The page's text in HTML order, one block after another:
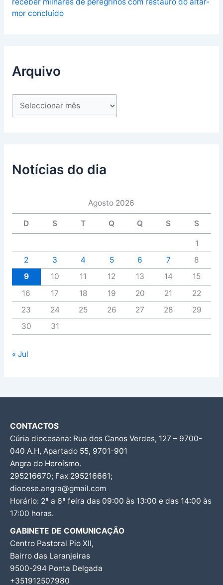
mor concluído
Arquivo
Notícias do dia
Agosto 2026
D S T Q Q S S
1
2
3 4 5 6 7
8
9
10 11 12 13 14
15
16
17 18 19 20 21
22
23
24 25 26 27 28
29
30
31
« Jul
CONTACTOS
Cúria diocesana: Rua dos Canos Verdes, 127 – 9700-
040 A.H, Apartado 55, 9701-901
Angra do Heroísmo.
295216670; Fax 295216661;
diocese.angra@gmail.com
Horário: 2ª a 6ª feira das 09:00 às 13:00 e das 14:00 às
17:00 horas.
GABINETE DE COMUNICAÇÃO
Centro Pastoral Pio XII,
Bairro das Laranjeiras
9500-294 Ponta Delgada
+351912507980